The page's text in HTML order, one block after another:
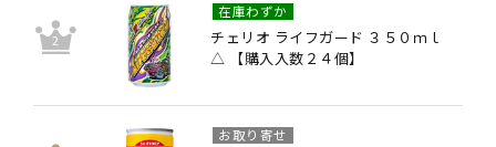
チェリオ ライフガード ３５０ｍｌ
△ 【購入入数２４個】
在庫わずか
お取り寄せ